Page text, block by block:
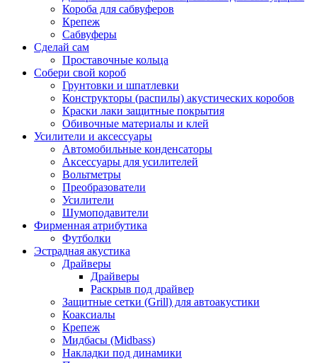
Короба для сабвуферов
Крепеж
Сабвуферы
Сделай сам
Проставочные кольца
Собери свой короб
Грунтовки и шпатлевки
Конструкторы (распилы) акустических коробов
Краски лаки защитные покрытия
Обивочные материалы и клей
Усилители и аксессуары
Автомобильные конденсаторы
Аксессуары для усилителей
Вольтметры
Преобразователи
Усилители
Шумоподавители
Фирменная атрибутика
Футболки
Эстрадная акустика
Драйверы
Драйверы
Раскрыв под драйвер
Защитные сетки (Grill) для автоакустики
Коаксиалы
Крепеж
Мидбасы (Midbass)
Накладки под динамики